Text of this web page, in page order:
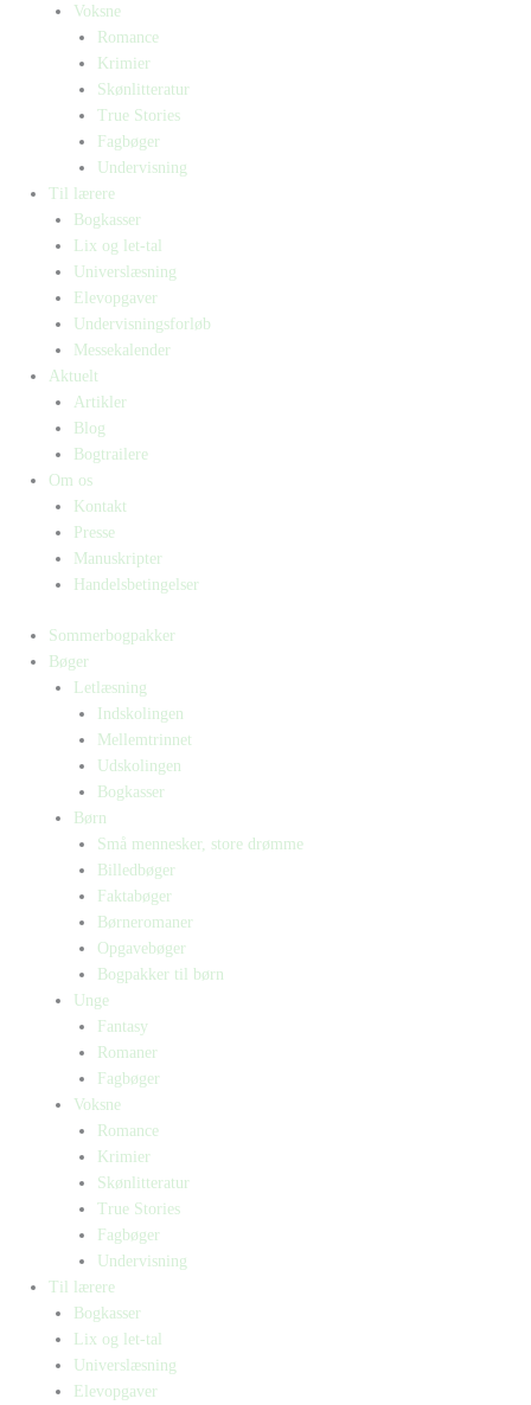
Voksne
Romance
Krimier
Skønlitteratur
True Stories
Fagbøger
Undervisning
Til lærere
Bogkasser
Lix og let-tal
Universlæsning
Elevopgaver
Undervisningsforløb
Messekalender
Aktuelt
Artikler
Blog
Bogtrailere
Om os
Kontakt
Presse
Manuskripter
Handelsbetingelser
Sommerbogpakker
Bøger
Letlæsning
Indskolingen
Mellemtrinnet
Udskolingen
Bogkasser
Børn
Små mennesker, store drømme
Billedbøger
Faktabøger
Børneromaner
Opgavebøger
Bogpakker til børn
Unge
Fantasy
Romaner
Fagbøger
Voksne
Romance
Krimier
Skønlitteratur
True Stories
Fagbøger
Undervisning
Til lærere
Bogkasser
Lix og let-tal
Universlæsning
Elevopgaver